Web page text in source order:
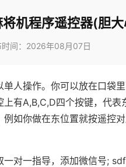
机程序遥控器(胆
时间：2026年08月07日
人操作。你可以放在口袋
有A,B,C,D四个按键，代表
如你做在东位置就按遥控
对一指导，添加微信号;